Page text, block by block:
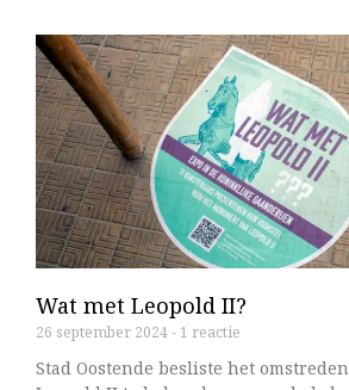
Wat met Leopold II?
26 september 2024 1 reactie
Stad Oostende besliste het